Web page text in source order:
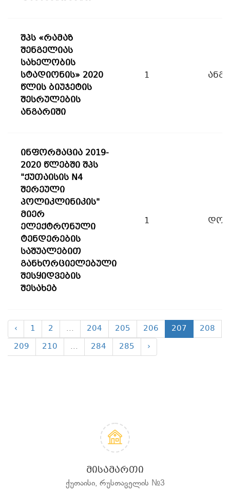
შპს «რამაზ
შენგელიას
სახელობის
სტადიონის» 2020
წლის ბიუჯეტის
შესრულების
ანგარიში
1
ინფორმაცია 2019-
2020 წლებში შპს
"ქუთაისის N4
შერეული
პოლიკლინიკის"
მიერ
ელექტრონული
ტენდერების
საშუალებით
განხორციელებული
შესყიდვების
შესახებ
1
‹ 1 2 ... 204 205 206 207
208
209
210 ... 284 285 ›
ᲛᲘᲡᲐᲛᲐᲠᲗᲘ
ქუთაისი, რუსთაველის №3